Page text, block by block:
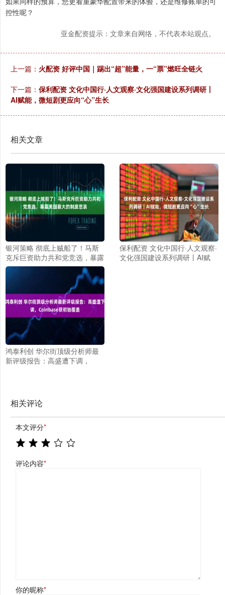
控性呢？
亚金配资提示：文章来自网络，不代表本站观点。
上一篇： 火配资 好评中国｜踢出“超”能量，一“票”燃旺全链火
下一篇： 保利配资 文化中国行·人文观察·文化强国建设系列调研丨
AI赋能，微短剧更应向“心”生长
相关文章
银河策略 彻底上贼船了！马斯
克斥巨资助力共和党竞选，暴露
美国最大的制度悲哀
保利配资 文化中国行·人文观察·
文化强国建设系列调研丨AI赋
鸿泰利创 华尔街顶级分析师最
新评级报告：高盛遭下调，
相关评论
本文评分*
评论内容*
你的昵称*